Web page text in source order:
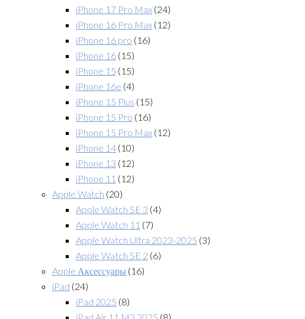
iPhone 17 Pro Max (24)
iPhone 16 Pro Max (12)
iPhone 16 pro (16)
iPhone 16 (15)
iPhone 15 (15)
iPhone 16e (4)
iPhone 15 Plus (15)
iPhone 15 Pro (16)
iPhone 15 Pro Max (12)
iPhone 14 (10)
iPhone 13 (12)
iPhone 11 (12)
Apple Watch (20)
Apple Watch SE 3 (4)
Apple Watch 11 (7)
Apple Watch Ultra 2023-2025 (3)
Apple Watch SE 2 (6)
Apple Аксессуары (16)
iPad (24)
iPad 2025 (8)